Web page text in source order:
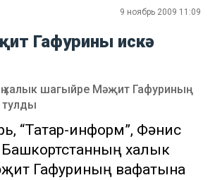
9 ноябрь 2009 11:09
Гафурины искә
халык шагыйре Мәҗит Гафуриның
тулды
“Татар-информ”, Фәнис
халык
Гафуриның вафатына